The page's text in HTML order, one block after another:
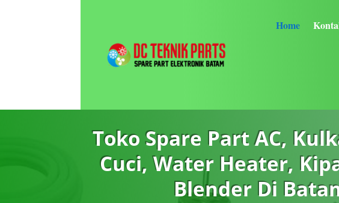
Home
Toko Spare Part AC,
Cuci, Water Heater,
Blender Di